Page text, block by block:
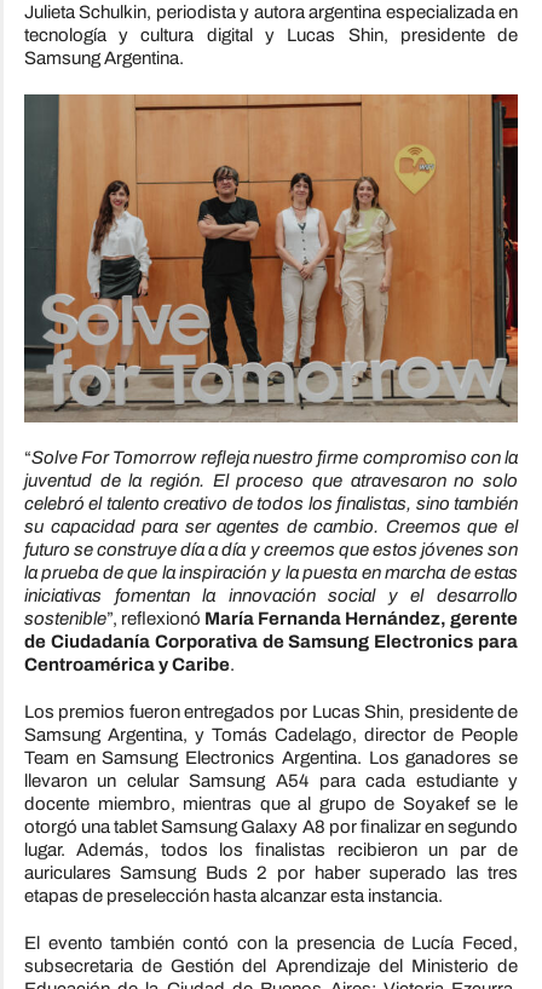
Julieta Schulkin, periodista y autora argentina especializada en
tecnología y cultura digital y Lucas Shin, presidente de
Samsung Argentina.
“Solve For Tomorrow refleja nuestro firme compromiso con la
juventud de la región. El proceso que atravesaron no solo
celebró el talento creativo de todos los finalistas, sino también
su capacidad para ser agentes de cambio. Creemos que el
futuro se construye día a día y creemos que estos jóvenes son
la prueba de que la inspiración y la puesta en marcha de estas
iniciativas fomentan la innovación social y el desarrollo
sostenible”, reflexionó María Fernanda Hernández, gerente
de Ciudadanía Corporativa de Samsung Electronics para
Centroamérica y Caribe.
Los premios fueron entregados por Lucas Shin, presidente de
Samsung Argentina, y Tomás Cadelago, director de People
Team en Samsung Electronics Argentina. Los ganadores se
llevaron un celular Samsung A54 para cada estudiante y
docente miembro, mientras que al grupo de Soyakef se le
otorgó una tablet Samsung Galaxy A8 por finalizar en segundo
lugar. Además, todos los finalistas recibieron un par de
auriculares Samsung Buds 2 por haber superado las tres
etapas de preselección hasta alcanzar esta instancia.
El evento también contó con la presencia de Lucía Feced,
subsecretaria de Gestión del Aprendizaje del Ministerio de